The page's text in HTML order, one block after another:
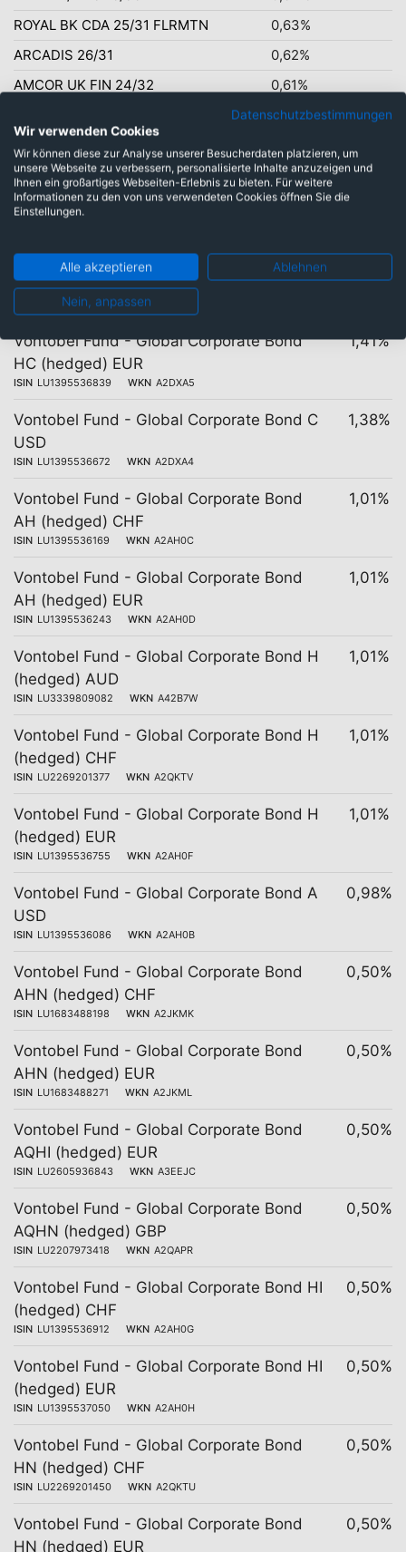
ROYAL BK CDA 25/31 FLRMTN
0,63%
ARCADIS 26/31
0,62%
AMCOR UK FIN 24/32
0,61%
Gleicher Fonds mit
28 Tranchen
Vontobel Fund - Global Corporate Bond
HC (hedged) EUR
ISIN LU1395536839 WKN A2DXA5
1,41%
Vontobel Fund - Global Corporate Bond C
USD
ISIN LU1395536672 WKN A2DXA4
1,38%
Vontobel Fund - Global Corporate Bond
AH (hedged) CHF
ISIN LU1395536169 WKN A2AH0C
1,01%
Vontobel Fund - Global Corporate Bond
AH (hedged) EUR
ISIN LU1395536243 WKN A2AH0D
1,01%
Vontobel Fund - Global Corporate Bond H
(hedged) AUD
ISIN LU3339809082 WKN A42B7W
1,01%
Vontobel Fund - Global Corporate Bond H
(hedged) CHF
ISIN LU2269201377 WKN A2QKTV
1,01%
Vontobel Fund - Global Corporate Bond H
(hedged) EUR
ISIN LU1395536755 WKN A2AH0F
1,01%
Vontobel Fund - Global Corporate Bond A
USD
ISIN LU1395536086 WKN A2AH0B
0,98%
Vontobel Fund - Global Corporate Bond
AHN (hedged) CHF
ISIN LU1683488198 WKN A2JKMK
0,50%
Vontobel Fund - Global Corporate Bond
AHN (hedged) EUR
ISIN LU1683488271 WKN A2JKML
0,50%
Vontobel Fund - Global Corporate Bond
AQHI (hedged) EUR
ISIN LU2605936843 WKN A3EEJC
0,50%
Vontobel Fund - Global Corporate Bond
AQHN (hedged) GBP
ISIN LU2207973418 WKN A2QAPR
0,50%
Vontobel Fund - Global Corporate Bond HI
(hedged) CHF
ISIN LU1395536912 WKN A2AH0G
0,50%
Vontobel Fund - Global Corporate Bond HI
(hedged) EUR
ISIN LU1395537050 WKN A2AH0H
0,50%
Vontobel Fund - Global Corporate Bond
HN (hedged) CHF
ISIN LU2269201450 WKN A2QKTU
0,50%
Vontobel Fund - Global Corporate Bond
HN (hedged) EUR
0,50%
Datenschutzbestimmungen
Wir verwenden Cookies
Wir können diese zur Analyse unserer Besucherdaten platzieren, um
unsere Webseite zu verbessern, personalisierte Inhalte anzuzeigen und
Ihnen ein großartiges Webseiten-Erlebnis zu bieten. Für weitere
Informationen zu den von uns verwendeten Cookies öffnen Sie die
Einstellungen.
Alle akzeptieren Ablehnen
Nein, anpassen